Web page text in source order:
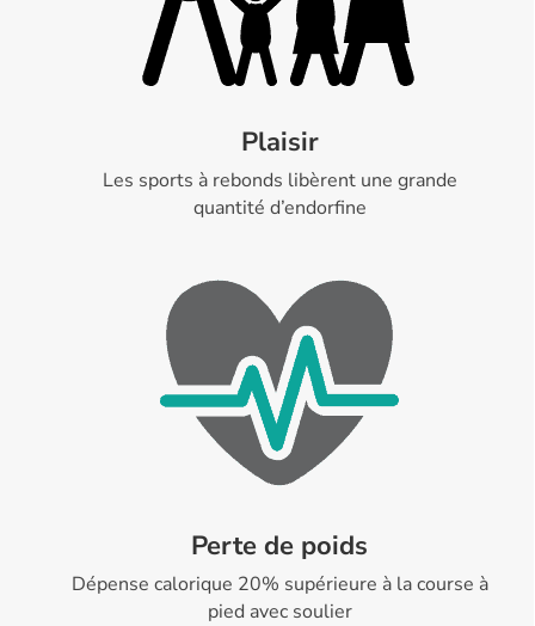
Plaisir
Les sports à rebonds libèrent une grande
quantité d’endorfine
Perte de poids
Dépense calorique 20% supérieure à la course à
pied avec soulier